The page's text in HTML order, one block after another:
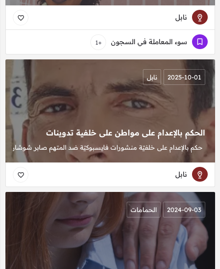
نابل
سوء المعاملة في السجون +1
الحكم بالإعدام على مواطن على خلفية تدوينات
حكم بالإعدام على خلفيّة منشورات فايسبوكيّة ضد المتهم صابر شوشان
2025-10-01 نابل
نابل
2024-09-03 الحمامات